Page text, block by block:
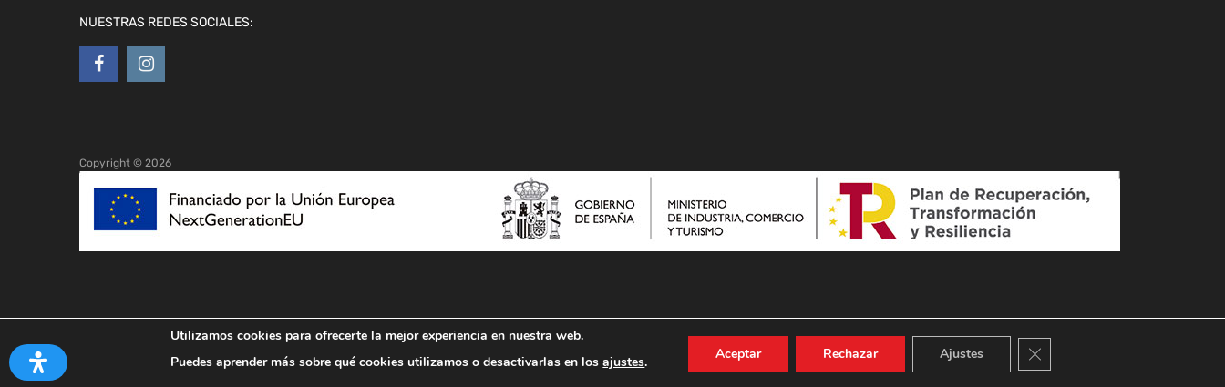
NUESTRAS REDES SOCIALES:
Copyright © 2026
Utilizamos cookies para ofrecerte la mejor experiencia en nuestra web.
Puedes aprender más sobre qué cookies utilizamos o desactivarlas en losajustes. Aceptar Rechazar Ajustes Cerrar el banner de cookies RGPD